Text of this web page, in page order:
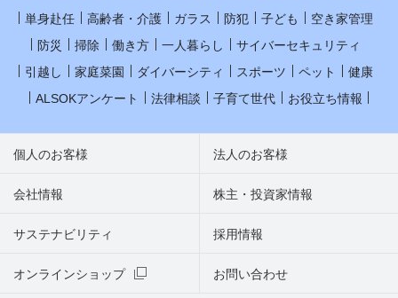
単身赴任
高齢者・介護 ガラス 防犯 子ども
空き家管理
防災
掃除 働き方 一人暮らし
サイバーセキュリティ
引越し
家庭菜園 ダイバーシティ スポーツ ペット
健康
ALSOKアンケート
法律相談 子育て世代 お役立ち情報
個人のお客様 法人のお客様
会社情報 株主・投資家情報
サステナビリティ
オンラインショップ お問い合わせ
採用情報